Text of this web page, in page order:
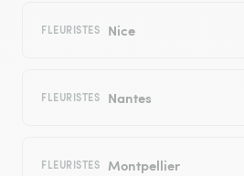
FLEURISTES Nice
FLEURISTES Nantes
FLEURISTES Montpellier